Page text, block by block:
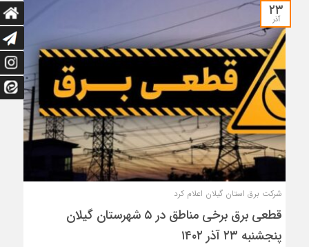
۲۳
آذر
شرکت برق استان گیلان اعلام کرد
قطعی برق برخی مناطق در ۵ شهرستان گیلان
پنجشنبه ۲۳ آذر ۱۴۰۲